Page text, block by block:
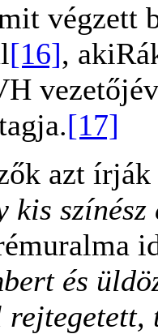
végzett
[16],
[17]
azt írják
kis
és